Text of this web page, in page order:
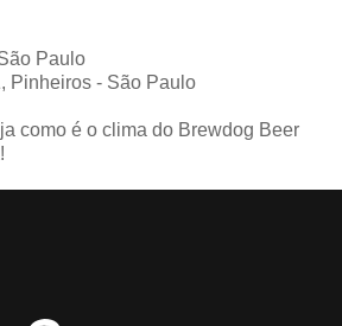
Paulo
Pinheiros - São Paulo
como é o clima do Brewdog Beer